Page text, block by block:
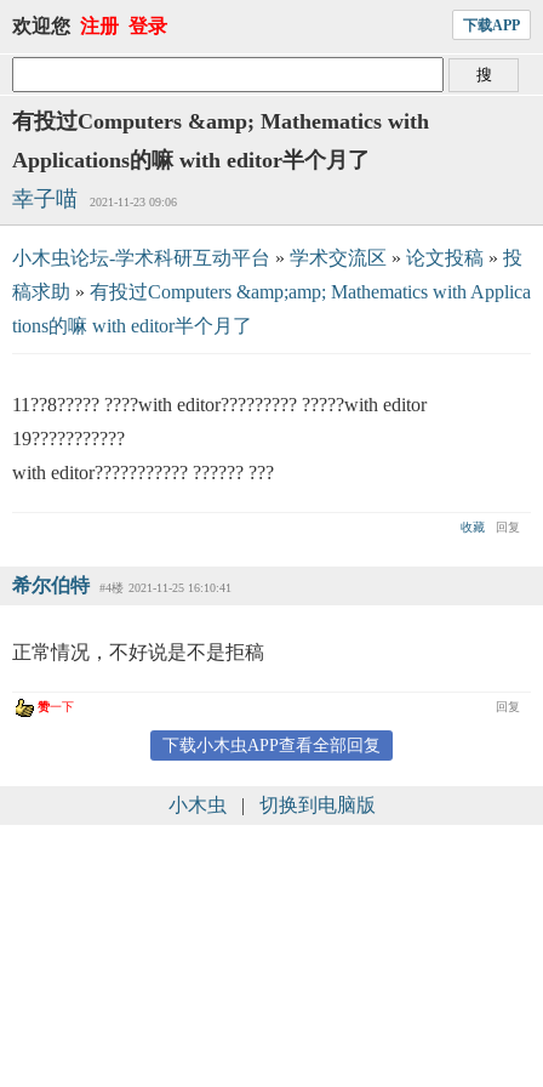
欢迎您 注册 登录 下载APP
有投过Computers &amp; Mathematics with
Applications的嘛 with editor半个月了
幸子喵
2021-11-23 09:06
小木虫论坛-学术科研互动平台 » 学术交流区 » 论文投稿 » 投
稿求助 » 有投过Computers &amp;amp; Mathematics with Applica
tions的嘛 with editor半个月了
11??8????? ????with editor????????? ?????with editor
19???????????
with editor??????????? ?????? ???
收藏 回复
希尔伯特 #4楼 2021-11-25 16:10:41
正常情况，不好说是不是拒稿
赞一下 回复
下载小木虫APP查看全部回复
小木虫 | 切换到电脑版